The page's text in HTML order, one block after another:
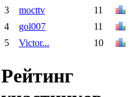
3
mocttv
11
4
gol007
11
5
Victor... 10
Рейтинг